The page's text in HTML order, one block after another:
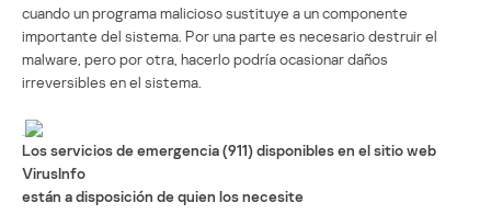
cuando un programa malicioso sustituye a un componente
importante del sistema. Por una parte es necesario destruir el
malware, pero por otra, hacerlo podría ocasionar daños
irreversibles en el sistema.
Los servicios de emergencia (911) disponibles en el sitio web
VirusInfo
están a disposición de quien los necesite